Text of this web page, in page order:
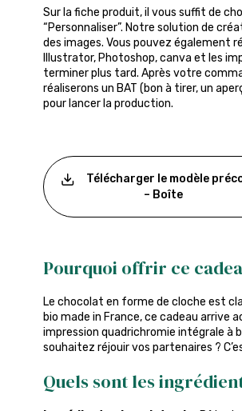
Sur la fiche produit, il vous suffit de
“Personnaliser”. Notre solution de
des images. Vous pouvez également
Illustrator, Photoshop, canva et les
terminer plus tard. Après votre
réaliserons un BAT (bon à tirer, un
pour lancer la production.
Télécharger le modèle
– Boîte
Pourquoi offrir ce
Le chocolat en forme de cloche est
bio made in France, ce cadeau arrive
impression quadrichromie intégrale à
souhaitez réjouir vos partenaires ?
Quels sont les